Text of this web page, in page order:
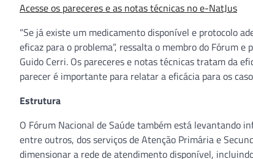
Acesse os pareceres e as notas técnicas no e-NatJus
“Se já existe um medicamento disponível e protocolo
eficaz para o problema”, ressalta o membro do Fórum e
Guido Cerri. Os pareceres e notas técnicas tratam da
parecer é importante para relatar a eficácia para os
Estrutura
O Fórum Nacional de Saúde também está levantando
entre outros, dos serviços de Atenção Primária e
dimensionar a rede de atendimento disponível,